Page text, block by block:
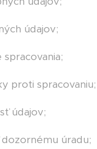
údajov;
proti spracovaniu;
údajov;
úradu;